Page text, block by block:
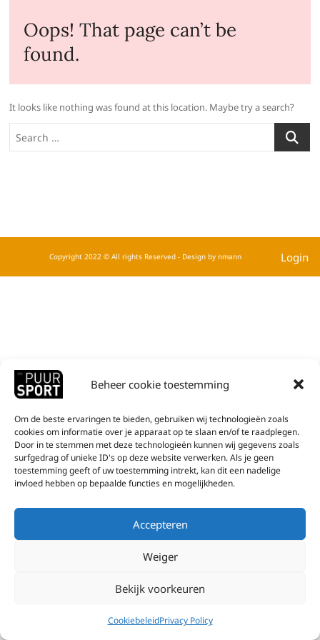
Beheer cookie toestemming
Om de beste ervaringen te bieden, gebruiken wij technologieën zoals
cookies om informatie over je apparaat op te slaan en/of te raadplegen.
Door in te stemmen met deze technologieën kunnen wij gegevens zoals
surfgedrag of unieke ID's op deze website verwerken. Als je geen
toestemming geeft of uw toestemming intrekt, kan dit een nadelige
invloed hebben op bepaalde functies en mogelijkheden.
Accepteren
Weiger
Bekijk voorkeuren
CookiebeleidPrivacy Policy
Oops! That page can’t be
found.
It looks like nothing was found at this location. Maybe try a search?
Copyright 2022 © All rights Reserved - Design by nmann Login